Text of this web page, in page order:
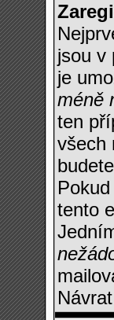
jsou v
je
méně
ten
všech
tento